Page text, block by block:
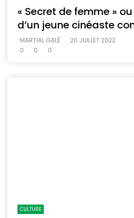
« Secret de femme »
d’un jeune cinéaste
MARTIAL GALÉ
20 JUILLET 2022
0
0 0
CULTURE